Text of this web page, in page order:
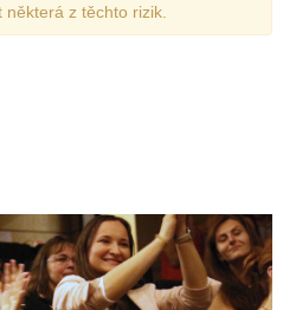
z těchto rizik.